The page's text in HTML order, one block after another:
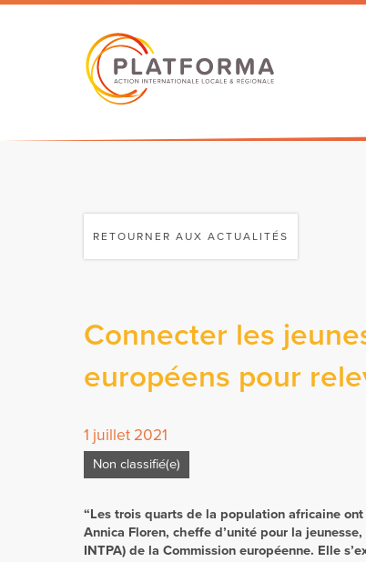
RETOURNER AUX ACTUALITÉS
Connecter les
européens pour
1 juillet 2021
Non classifié(e)
“Les trois quarts de la population africaine
Annica Floren, cheffe d’unité pour la
INTPA) de la Commission européenne. Elle